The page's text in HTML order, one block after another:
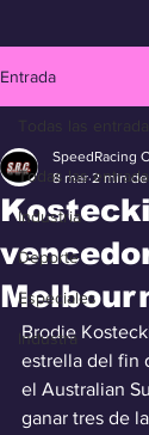
Entrada
Todas las
Industria
Deporte
Especiales
Industra
Todas las entradas
SpeedRacing
8 mar 2 min
Brodie
estrella del fin
el Australian
ganar tres de